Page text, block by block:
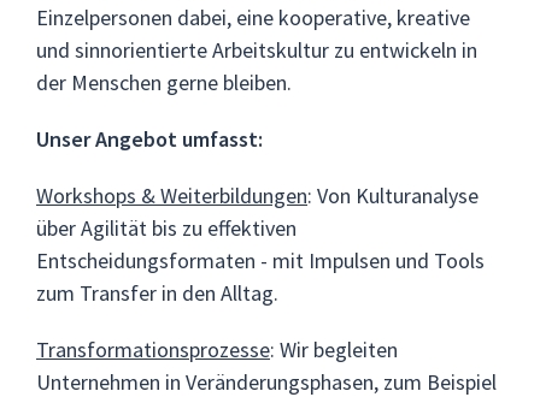
Einzelpersonen dabei, eine kooperative, kreative
und sinnorientierte Arbeitskultur zu entwickeln in
der Menschen gerne bleiben.
Unser Angebot umfasst:
Workshops & Weiterbildungen: Von Kulturanalyse
über Agilität bis zu effektiven
Entscheidungsformaten - mit Impulsen und Tools
zum Transfer in den Alltag.
Transformationsprozesse: Wir begleiten
Unternehmen in Veränderungsphasen, zum Beispiel